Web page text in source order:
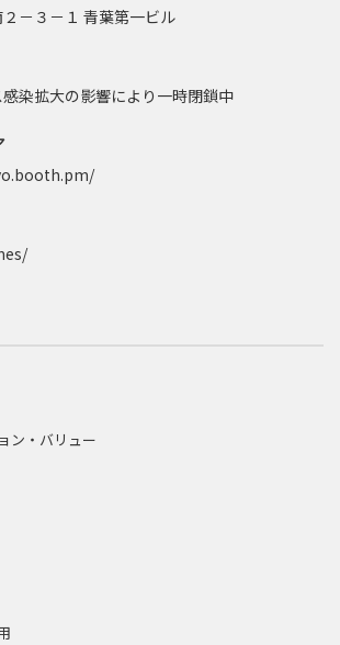
－３－１ 青葉第一ビル
染拡大の影響により一時閉鎖中
ン・バリュー